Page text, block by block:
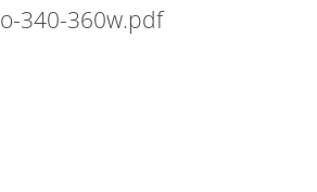
340-360w.pdf